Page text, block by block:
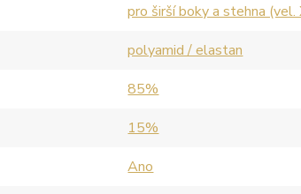
pro širší boky a stehna (vel.
polyamid / elastan
85%
15%
Ano